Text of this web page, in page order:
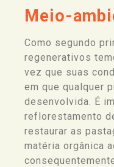
Meio-
Como segundo
regenerativos
vez que suas
em que qualquer
desenvolvida. É
reflorestamento
restaurar as
matéria orgânica